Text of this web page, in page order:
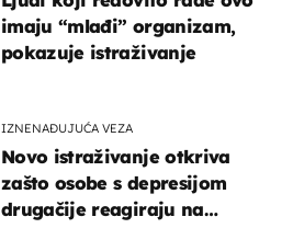
imaju “mlađi” organizam,
pokazuje istraživanje
IZNENAĐUJUĆA VEZA
Novo istraživanje otkriva
zašto osobe s depresijom
drugačije reagiraju na